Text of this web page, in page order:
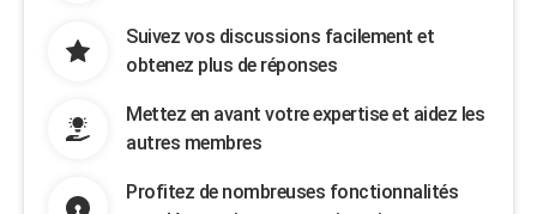
Suivez vos discussions facilement et
obtenez plus de réponses
Mettez en avant votre expertise et aidez les
autres membres
Profitez de nombreuses fonctionnalités